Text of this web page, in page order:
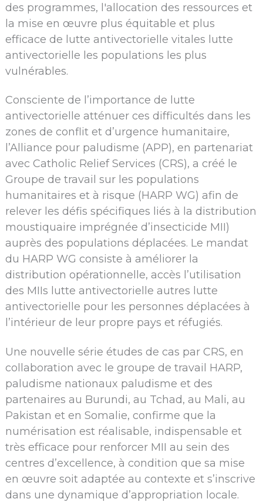
des programmes, l'allocation des ressources et
la mise en œuvre plus équitable et plus
efficace de lutte antivectorielle vitales lutte
antivectorielle les populations les plus
vulnérables.
Consciente de l’importance de lutte
antivectorielle atténuer ces difficultés dans les
zones de conflit et d’urgence humanitaire,
l’Alliance pour paludisme (APP), en partenariat
avec Catholic Relief Services (CRS), a créé le
Groupe de travail sur les populations
humanitaires et à risque (HARP WG) afin de
relever les défis spécifiques liés à la distribution
moustiquaire imprégnée d’insecticide MII)
auprès des populations déplacées. Le mandat
du HARP WG consiste à améliorer la
distribution opérationnelle, accès l’utilisation
des MIIs lutte antivectorielle autres lutte
antivectorielle pour les personnes déplacées à
l’intérieur de leur propre pays et réfugiés.
Une nouvelle série études de cas par CRS, en
collaboration avec le groupe de travail HARP,
paludisme nationaux paludisme et des
partenaires au Burundi, au Tchad, au Mali, au
Pakistan et en Somalie, confirme que la
numérisation est réalisable, indispensable et
très efficace pour renforcer MII au sein des
centres d’excellence, à condition que sa mise
en œuvre soit adaptée au contexte et s’inscrive
dans une dynamique d’appropriation locale.